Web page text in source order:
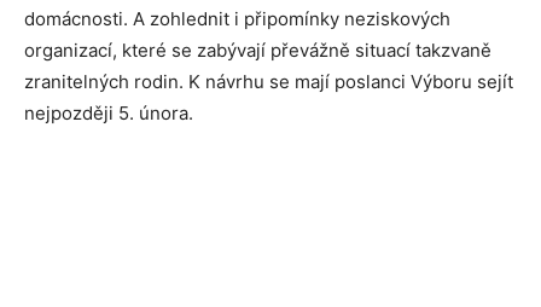
domácnosti. A zohlednit i připomínky neziskových
organizací, které se zabývají převážně situací takzvaně
zranitelných rodin. K návrhu se mají poslanci Výboru sejít
nejpozději 5. února.